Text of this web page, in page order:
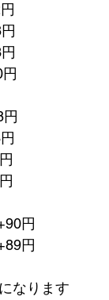
円
円
なります